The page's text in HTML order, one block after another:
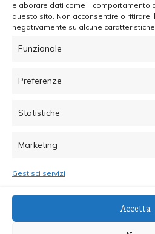
elaborare dati come il comportamento
questo sito. Non acconsentire o ritirare
negativamente su alcune
Funzionale
Preferenze
Statistiche
Marketing
Gestisci servizi
Accetta
96015470825 - Testata